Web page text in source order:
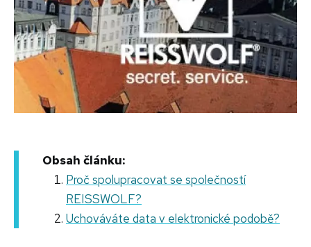
Obsah článku:
Proč spolupracovat se společností
REISSWOLF?
Uchováváte data v elektronické podobě?